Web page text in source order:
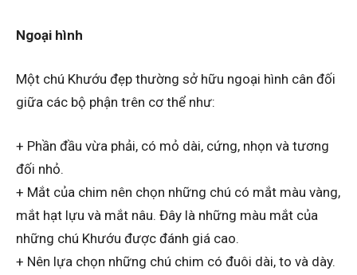
Ngoại hình
Một chú Khướu đẹp thường sở hữu ngoại hình cân đối
giữa các bộ phận trên cơ thể như:
+ Phần đầu vừa phải, có mỏ dài, cứng, nhọn và tương
đối nhỏ.
+ Mắt của chim nên chọn những chú có mắt màu vàng,
mắt hạt lựu và mắt nâu. Đây là những màu mắt của
những chú Khướu được đánh giá cao.
+ Nên lựa chọn những chú chim có đuôi dài, to và dày.